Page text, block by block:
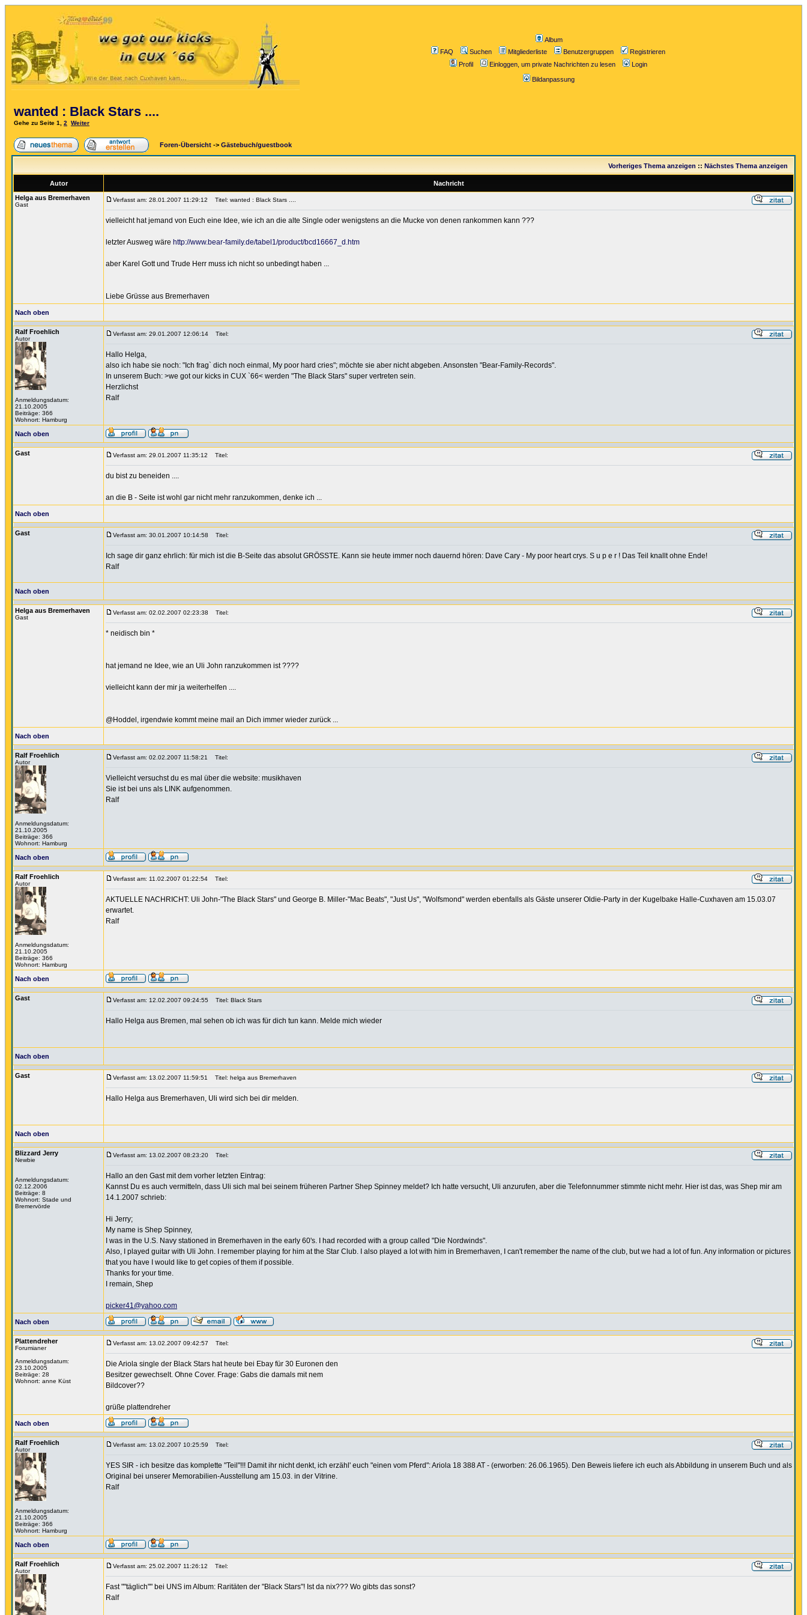
Album
FAQ
Suchen Mitgliederliste Benutzergruppen
Registrieren
Profil
Einloggen, um private Nachrichten zu lesen Login
Bildanpassung
wanted : Black Stars ....
Gehe zu Seite 1 2 Weiter
Foren-Übersicht -> Gästebuch/guestbook
Vorheriges Thema anzeigen :: Nächstes Thema anzeigen
Autor
Nachricht
Helga aus Bremerhaven
Gast
Verfasst am: 28.01.2007 11:29:12 Titel: wanted : Black Stars ....
vielleicht hat jemand von Euch eine Idee, wie ich an die alte Single oder wenigstens an die Mucke von denen rankommen kann ???
letzter Ausweg wäre http://www.bear-family.de/tabel1/product/bcd16667_d.htm
aber Karel Gott und Trude Herr muss ich nicht so unbedingt haben ...
Liebe Grüsse aus Bremerhaven
Nach oben
Ralf Froehlich
Autor
Anmeldungsdatum:
21.10.2005
Beiträge: 366
Wohnort: Hamburg
Verfasst am: 29.01.2007 12:06:14 Titel:
Hallo Helga,
also ich habe sie noch: "Ich frag` dich noch einmal, My poor hard cries"; möchte sie aber nicht abgeben. Ansonsten "Bear-Family-Records".
In unserem Buch: >we got our kicks in CUX `66< werden "The Black Stars" super vertreten sein.
Herzlichst
Ralf
Nach oben
Gast Verfasst am: 29.01.2007 11:35:12 Titel:
du bist zu beneiden ....
an die B - Seite ist wohl gar nicht mehr ranzukommen, denke ich ...
Nach oben
Gast Verfasst am: 30.01.2007 10:14:58 Titel:
Ich sage dir ganz ehrlich: für mich ist die B-Seite das absolut GRÖSSTE. Kann sie heute immer noch dauernd hören: Dave Cary - My poor heart crys. S u p e r ! Das Teil knallt ohne Ende!
Ralf
Nach oben
Helga aus Bremerhaven
Gast
Verfasst am: 02.02.2007 02:23:38 Titel:
* neidisch bin *
hat jemand ne Idee, wie an Uli John ranzukommen ist ????
vielleicht kann der mir ja weiterhelfen ....
@Hoddel, irgendwie kommt meine mail an Dich immer wieder zurück ...
Nach oben
Ralf Froehlich
Autor
Anmeldungsdatum:
21.10.2005
Beiträge: 366
Wohnort: Hamburg
Verfasst am: 02.02.2007 11:58:21 Titel:
Vielleicht versuchst du es mal über die website: musikhaven
Sie ist bei uns als LINK aufgenommen.
Ralf
Nach oben
Ralf Froehlich
Autor
Anmeldungsdatum:
21.10.2005
Beiträge: 366
Wohnort: Hamburg
Verfasst am: 11.02.2007 01:22:54 Titel:
AKTUELLE NACHRICHT: Uli John-"The Black Stars" und George B. Miller-"Mac Beats", "Just Us", "Wolfsmond" werden ebenfalls als Gäste unserer Oldie-Party in der Kugelbake Halle-Cuxhaven am 15.03.07
erwartet.
Ralf
Nach oben
Gast Verfasst am: 12.02.2007 09:24:55 Titel: Black Stars
Hallo Helga aus Bremen, mal sehen ob ich was für dich tun kann. Melde mich wieder
Nach oben
Gast Verfasst am: 13.02.2007 11:59:51 Titel: helga aus Bremerhaven
Hallo Helga aus Bremerhaven, Uli wird sich bei dir melden.
Nach oben
Blizzard Jerry
Newbie
Anmeldungsdatum:
02.12.2006
Beiträge: 8
Wohnort: Stade und
Bremervörde
Verfasst am: 13.02.2007 08:23:20 Titel:
Hallo an den Gast mit dem vorher letzten Eintrag:
Kannst Du es auch vermitteln, dass Uli sich mal bei seinem früheren Partner Shep Spinney meldet? Ich hatte versucht, Uli anzurufen, aber die Telefonnummer stimmte nicht mehr. Hier ist das, was Shep mir am
14.1.2007 schrieb:
Hi Jerry;
My name is Shep Spinney,
I was in the U.S. Navy stationed in Bremerhaven in the early 60's. I had recorded with a group called "Die Nordwinds".
Also, I played guitar with Uli John. I remember playing for him at the Star Club. I also played a lot with him in Bremerhaven, I can't remember the name of the club, but we had a lot of fun. Any information or pictures
that you have I would like to get copies of them if possible.
Thanks for your time.
I remain, Shep
picker41@yahoo.com
Nach oben
Plattendreher
Forumianer
Anmeldungsdatum:
23.10.2005
Beiträge: 28
Wohnort: anne Küst
Verfasst am: 13.02.2007 09:42:57 Titel:
Die Ariola single der Black Stars hat heute bei Ebay für 30 Euronen den
Besitzer gewechselt. Ohne Cover. Frage: Gabs die damals mit nem
Bildcover??
grüße plattendreher
Nach oben
Ralf Froehlich
Autor
Anmeldungsdatum:
21.10.2005
Beiträge: 366
Wohnort: Hamburg
Verfasst am: 13.02.2007 10:25:59 Titel:
YES SIR - ich besitze das komplette "Teil"!!! Damit ihr nicht denkt, ich erzähl' euch "einen vom Pferd": Ariola 18 388 AT - (erworben: 26.06.1965). Den Beweis liefere ich euch als Abbildung in unserem Buch und als
Original bei unserer Memorabilien-Ausstellung am 15.03. in der Vitrine.
Ralf
Nach oben
Ralf Froehlich
Autor
Verfasst am: 25.02.2007 11:26:12 Titel:
Fast ""täglich"" bei UNS im Album: Raritäten der "Black Stars"! Ist da nix??? Wo gibts das sonst?
Ralf